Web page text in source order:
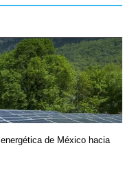
de México hacia